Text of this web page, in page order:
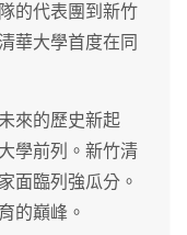
的代表團到新竹
華大學首度在同
來的歷史新起
學前列。新竹清
面臨列強瓜分。
的巔峰。